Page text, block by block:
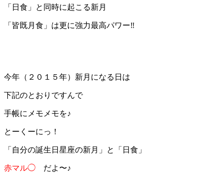
「日食」と同時に起こる新月
「皆既月食」は更に強力最高パワー‼︎
今年（２０１５年）新月になる日は
下記のとおりですんで
手帳にメモメモを♪
とーくーにっ！
「自分の誕生日星座の新月」と「日食」
赤マル◯ だよ〜♪